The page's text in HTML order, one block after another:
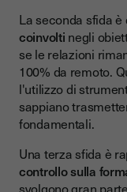
La seconda sfida
coinvolti negli
se le relazioni
100% da remoto.
l'utilizzo di
sappiano
fondamentali.
Una terza sfida è
controllo sulla